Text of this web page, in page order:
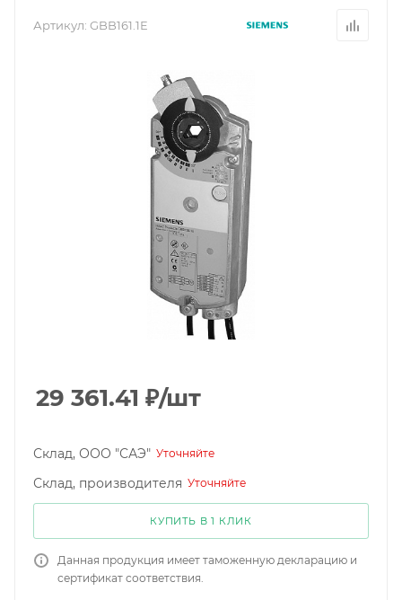
Артикул: GBB161.1E
29 361.41 ₽/шт
Склад, ООО "САЭ" Уточняйте
Склад, производителя Уточняйте
КУПИТЬ В 1 КЛИК
Данная продукция имеет таможенную декларацию и
сертификат соответствия.